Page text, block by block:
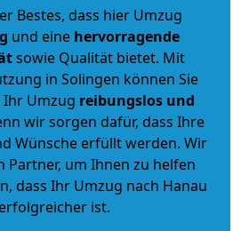
Bestes, dass hier Umzug
und eine hervorragende
sowie Qualität bietet. Mit
in Solingen können Sie
Ihr Umzug reibungslos und
wir sorgen dafür, dass Ihre
Wünsche erfüllt werden. Wir
Partner, um Ihnen zu helfen
dass Ihr Umzug nach Hanau
ist.